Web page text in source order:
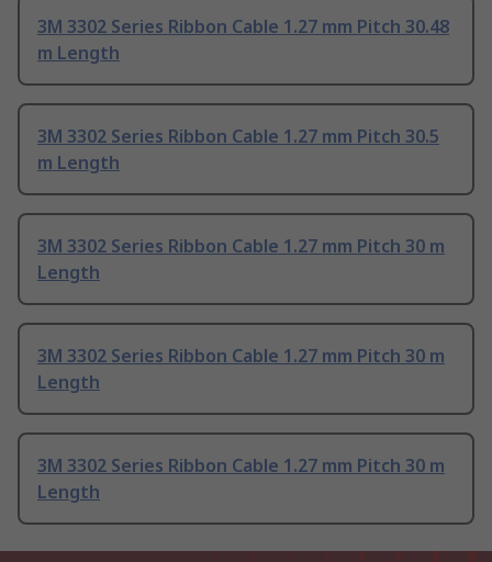
3M 3302 Series Ribbon Cable 1.27 mm Pitch 30.48
m Length
3M 3302 Series Ribbon Cable 1.27 mm Pitch 30.5
m Length
3M 3302 Series Ribbon Cable 1.27 mm Pitch 30 m
Length
3M 3302 Series Ribbon Cable 1.27 mm Pitch 30 m
Length
3M 3302 Series Ribbon Cable 1.27 mm Pitch 30 m
Length